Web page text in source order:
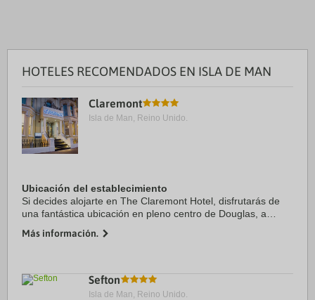
HOTELES RECOMENDADOS EN ISLA DE MAN
Claremont
Isla de Man, Reino Unido.
Ubicación del establecimiento
Si decides alojarte en The Claremont Hotel, disfrutarás de
una fantástica ubicación en pleno centro de Douglas, a
Beach. Además, este hotel de 4 ...
Más información.
Sefton
Isla de Man, Reino Unido.